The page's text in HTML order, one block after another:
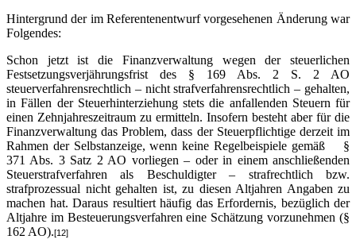
Hintergrund der im Referentenentwurf vorgesehenen Änderung war
Folgendes:
Schon jetzt ist die Finanzverwaltung wegen der steuerlichen
Festsetzungsverjährungsfrist des § 169 Abs. 2 S. 2 AO
steuerverfahrensrechtlich – nicht strafverfahrensrechtlich – gehalten,
in Fällen der Steuerhinterziehung stets die anfallenden Steuern für
einen Zehnjahreszeitraum zu ermitteln. Insofern besteht aber für die
Finanzverwaltung das Problem, dass der Steuerpflichtige derzeit im
Rahmen der Selbstanzeige, wenn keine Regelbeispiele gemäß §
371 Abs. 3 Satz 2 AO vorliegen – oder in einem anschließenden
Steuerstrafverfahren als Beschuldigter – strafrechtlich bzw.
strafprozessual nicht gehalten ist, zu diesen Altjahren Angaben zu
machen hat. Daraus resultiert häufig das Erfordernis, bezüglich der
Altjahre im Besteuerungsverfahren eine Schätzung vorzunehmen (§
162 AO).[12]